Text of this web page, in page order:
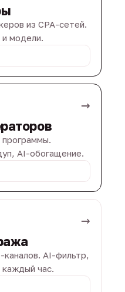
из CPA-сетей.
модели.
→
AI-обогащение.
→
каналов. AI-фильтр,
каждый час.